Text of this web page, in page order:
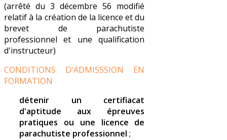
(arrêté du 3 décembre 56 modifié
relatif à la création de la licence et du
brevet de parachutiste
professionnel et une qualification
d'instructeur)
CONDITIONS D'ADMISSSION EN
FORMATION
détenir un certifiacat
d'aptitude aux épreuves
pratiques ou une licence de
parachutiste professionnel ;